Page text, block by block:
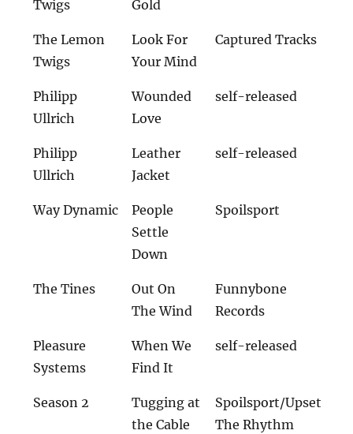
Twigs Gold
The Lemon
Twigs
Look For
Your Mind
Captured Tracks
Philipp
Ullrich
Wounded
Love
self-released
Philipp
Ullrich
Leather
Jacket
self-released
Way Dynamic
People
Settle
Down
Spoilsport
The Tines
Out On
The Wind
Funnybone
Records
Pleasure
Systems
When We
Find It
self-released
Season 2
Tugging at
the Cable
Spoilsport/Upset
The Rhythm